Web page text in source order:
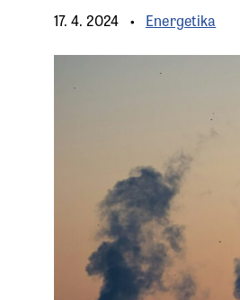
17. 4. 2024 Energetika